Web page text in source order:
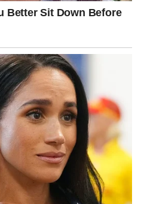
svog rada. Poslovni
a moguće su i nove
vaše prihode. Ljubavni
će biti vaš najveći
bi započeti veoma lijepu
iznenađenje. Ono što ste dugo
stvarnost mnogo brže nego
razvijat će se odlično, a